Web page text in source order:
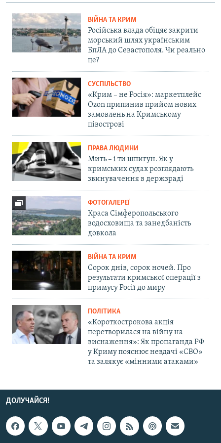
ВІЙНА ТА КРИМ
Російська влада обіцяє закрити
морський шлях українським
БпЛА до Севастополя. Чи реально
це?
СУСПІЛЬСТВО
«Крим – не Росія»: маркетплейс
Ozon припинив прийом нових
замовлень на Кримському
півострові
ПРАВА ЛЮДИНИ
Мить – і ти шпигун. Як у
кримських судах розглядають
звинувачення в держзраді
ФОТОГАЛЕРЕЇ
Краса Сімферопольського
водосховища та занедбаність
довкола
ВІЙНА ТА КРИМ
Сорок днів, сорок ночей. Про
результати кримської операції з
примусу Росії до миру
ПОЛІТИКА
«Короткострокова акція
перетворилася на війну на
виснаження»: Як пропаганда РФ
у Криму пояснює невдачі «СВО»
та залякує «мінними атаками»
ДОЛУЧАЙСЯ!